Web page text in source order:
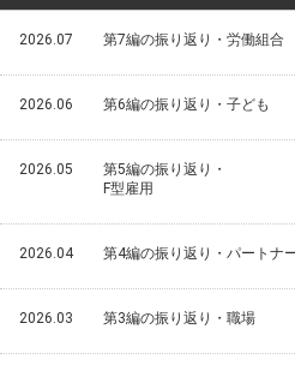
2026.07 第7編の振り返り・労働組合
2026.06 第6編の振り返り・子ども
2026.05
第5編の振り返り・
F型雇用
2026.04 第4編の振り返り・パートナ
2026.03 第3編の振り返り・職場